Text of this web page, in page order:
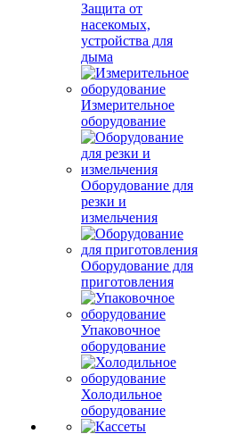
Защита от
насекомых,
устройства для
дыма
Измерительное
оборудование
Оборудование для
резки и
измельчения
Оборудование для
приготовления
Упаковочное
оборудование
Холодильное
оборудование